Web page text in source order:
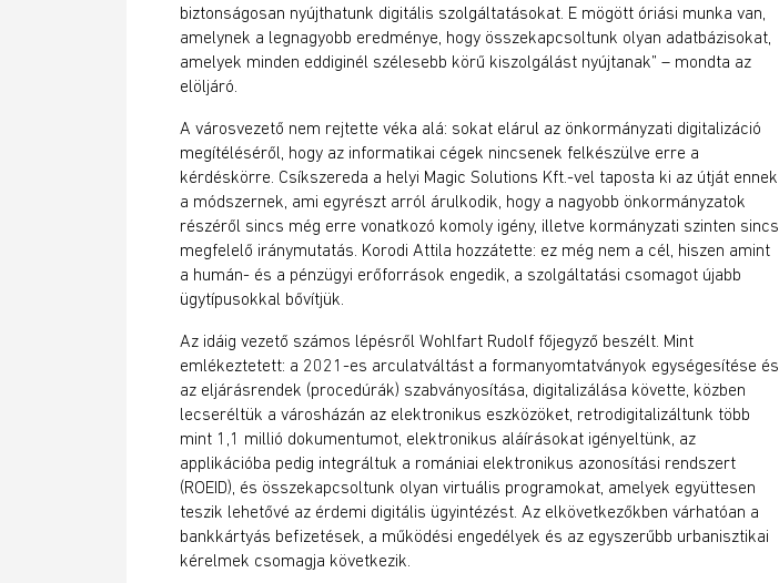
biztonságosan nyújthatunk digitális szolgáltatásokat. E mögött óriási munka van,
amelynek a legnagyobb eredménye, hogy összekapcsoltunk olyan adatbázisokat,
amelyek minden eddiginél szélesebb körű kiszolgálást nyújtanak” – mondta az
elöljáró.
A városvezető nem rejtette véka alá: sokat elárul az önkormányzati digitalizáció
megítéléséről, hogy az informatikai cégek nincsenek felkészülve erre a
kérdéskörre. Csíkszereda a helyi Magic Solutions Kft.-vel taposta ki az útját ennek
a módszernek, ami egyrészt arról árulkodik, hogy a nagyobb önkormányzatok
részéről sincs még erre vonatkozó komoly igény, illetve kormányzati szinten sincs
megfelelő iránymutatás. Korodi Attila hozzátette: ez még nem a cél, hiszen amint
a humán- és a pénzügyi erőforrások engedik, a szolgáltatási csomagot újabb
ügytípusokkal bővítjük.
Az idáig vezető számos lépésről Wohlfart Rudolf főjegyző beszélt. Mint
emlékeztetett: a 2021-es arculatváltást a formanyomtatványok egységesítése és
az eljárásrendek (procedúrák) szabványosítása, digitalizálása követte, közben
lecseréltük a városházán az elektronikus eszközöket, retrodigitalizáltunk több
mint 1,1 millió dokumentumot, elektronikus aláírásokat igényeltünk, az
applikációba pedig integráltuk a romániai elektronikus azonosítási rendszert
(ROEID), és összekapcsoltunk olyan virtuális programokat, amelyek együttesen
teszik lehetővé az érdemi digitális ügyintézést. Az elkövetkezőkben várhatóan a
bankkártyás befizetések, a működési engedélyek és az egyszerűbb urbanisztikai
kérelmek csomagja következik.